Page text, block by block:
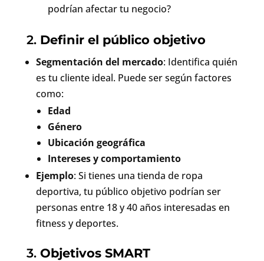
podrían afectar tu negocio?
2. Definir el público objetivo
Segmentación del mercado: Identifica quién
es tu cliente ideal. Puede ser según factores
como:
Edad
Género
Ubicación geográfica
Intereses y comportamiento
Ejemplo: Si tienes una tienda de ropa
deportiva, tu público objetivo podrían ser
personas entre 18 y 40 años interesadas en
fitness y deportes.
3. Objetivos SMART